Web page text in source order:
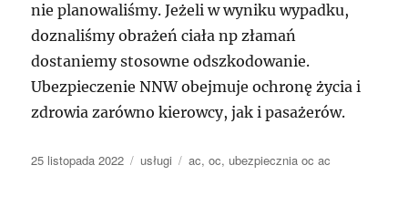
nie planowaliśmy. Jeżeli w wyniku wypadku,
doznaliśmy obrażeń ciała np złamań
dostaniemy stosowne odszkodowanie.
Ubezpieczenie NNW obejmuje ochronę życia i
zdrowia zarówno kierowcy, jak i pasażerów.
Data
25 listopada 2022 Kategorie
usługi Tagi
ac,oc, ubezpiecznia oc ac